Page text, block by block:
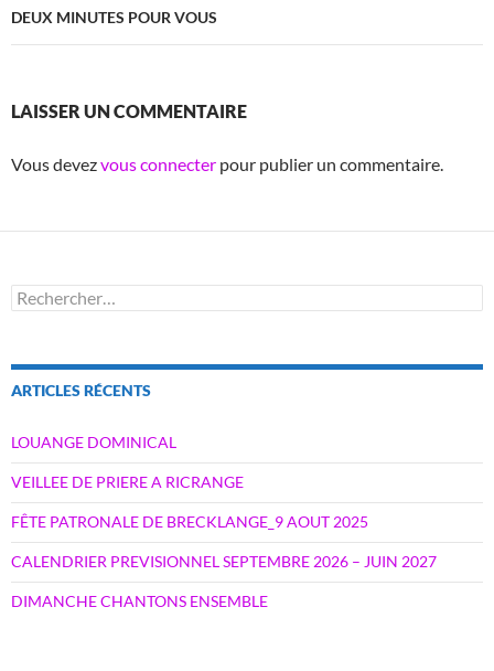
DEUX MINUTES POUR VOUS
LAISSER UN COMMENTAIRE
Vous devezvous connecter pour publier un commentaire.
Rechercher :
ARTICLES RÉCENTS
LOUANGE DOMINICAL
VEILLEE DE PRIERE A RICRANGE
FÊTE PATRONALE DE BRECKLANGE_9 AOUT 2025
CALENDRIER PREVISIONNEL SEPTEMBRE 2026 – JUIN 2027
DIMANCHE CHANTONS ENSEMBLE